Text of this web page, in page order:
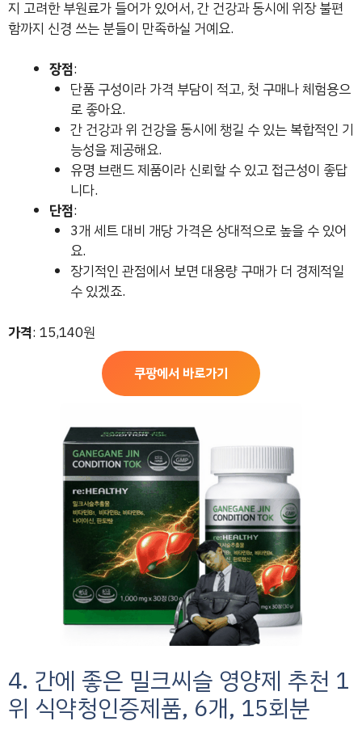
지 고려한 부원료가 들어가 있어서, 간 건강과 동시에 위장 불편
함까지 신경 쓰는 분들이 만족하실 거예요.
장점:
단품 구성이라 가격 부담이 적고, 첫 구매나 체험용으
로 좋아요.
간 건강과 위 건강을 동시에 챙길 수 있는 복합적인 기
능성을 제공해요.
유명 브랜드 제품이라 신뢰할 수 있고 접근성이 좋답
니다.
단점:
3개 세트 대비 개당 가격은 상대적으로 높을 수 있어
요.
장기적인 관점에서 보면 대용량 구매가 더 경제적일
수 있겠죠.
가격: 15,140원
쿠팡에서 바로가기
4. 간에 좋은 밀크씨슬 영양제 추천 1
위 식약청인증제품, 6개, 15회분